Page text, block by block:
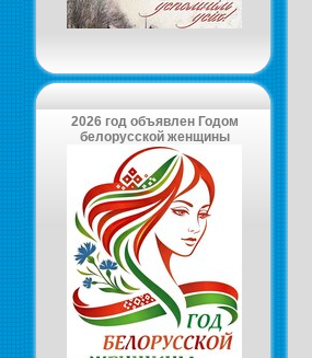
2026 год объявлен Годом
белорусской женщины